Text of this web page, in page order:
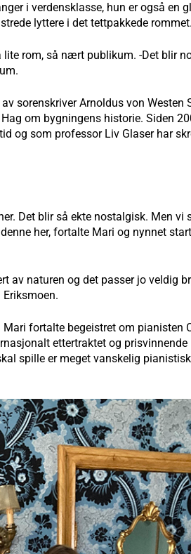
i verdensklasse, hun er også en
lyttere i det tettpakkede rommet.
rom, så nært publikum. -Det blir
sorenskriver Arnoldus von Westen
om bygningens historie. Siden
og som professor Liv Glaser har
Det blir så ekte nostalgisk. Men vi
her, fortalte Mari og nynnet
av naturen og det passer jo veldig
fortalte begeistret om pianisten
ettertraktet og prisvinnende
spille er meget vanskelig